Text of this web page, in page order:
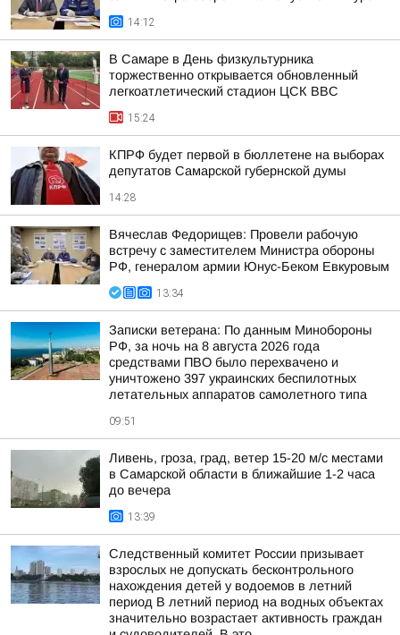
14:12
В Самаре в День физкультурника
торжественно открывается обновленный
легкоатлетический стадион ЦСК ВВС
15:24
КПРФ будет первой в бюллетене на выборах
депутатов Самарской губернской думы
14:28
Вячеслав Федорищев: Провели рабочую
встречу с заместителем Министра обороны
РФ, генералом армии Юнус-Беком Евкуровым
13:34
Записки ветерана: По данным Минобороны
РФ, за ночь на 8 августа 2026 года
средствами ПВО было перехвачено и
уничтожено 397 украинских беспилотных
летательных аппаратов самолетного типа
09:51
Ливень, гроза, град, ветер 15-20 м/с местами
в Самарской области в ближайшие 1-2 часа
до вечера
13:39
Следственный комитет России призывает
взрослых не допускать бесконтрольного
нахождения детей у водоемов в летний
период В летний период на водных объектах
значительно возрастает активность граждан